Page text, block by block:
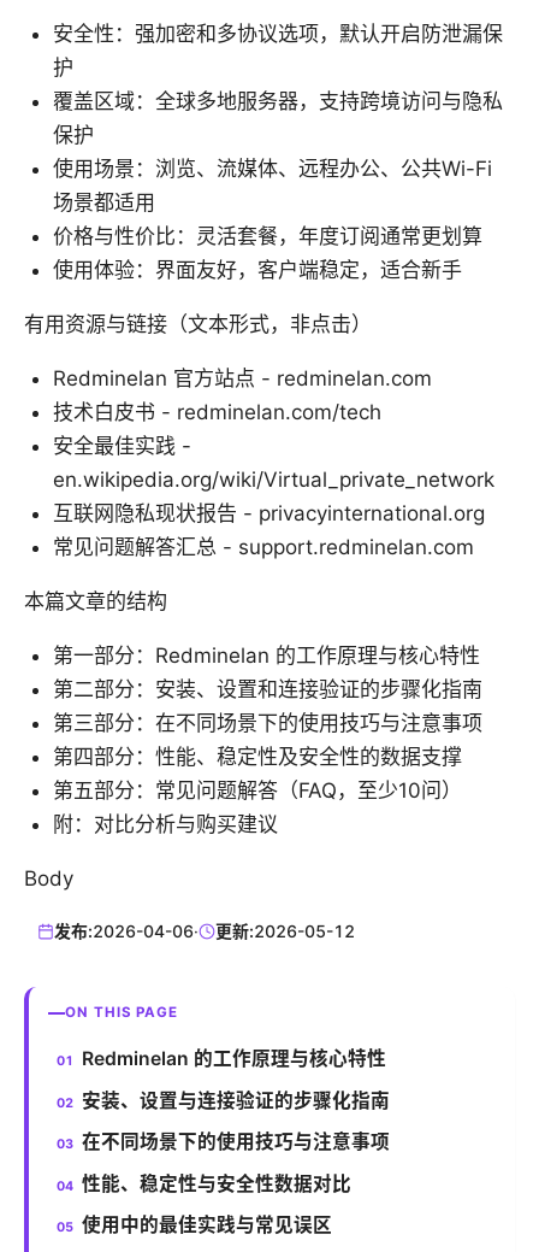
安全性：强加密和多协议选项，默认开启防泄漏保
护
覆盖区域：全球多地服务器，支持跨境访问与隐私
保护
使用场景：浏览、流媒体、远程办公、公共Wi-Fi
场景都适用
价格与性价比：灵活套餐，年度订阅通常更划算
使用体验：界面友好，客户端稳定，适合新手
有用资源与链接（文本形式，非点击）
Redminelan 官方站点 - redminelan.com
技术白皮书 - redminelan.com/tech
安全最佳实践 -
en.wikipedia.org/wiki/Virtual_private_network
互联网隐私现状报告 - privacyinternational.org
常见问题解答汇总 - support.redminelan.com
本篇文章的结构
第一部分：Redminelan 的工作原理与核心特性
第二部分：安装、设置和连接验证的步骤化指南
第三部分：在不同场景下的使用技巧与注意事项
第四部分：性能、稳定性及安全性的数据支撑
第五部分：常见问题解答（FAQ，至少10问）
附：对比分析与购买建议
Body
发布:2026-04-06· 更新:2026-05-12
ON THIS PAGE
Redminelan 的工作原理与核心特性
安装、设置与连接验证的步骤化指南
在不同场景下的使用技巧与注意事项
性能、稳定性与安全性数据对比
使用中的最佳实践与常见误区